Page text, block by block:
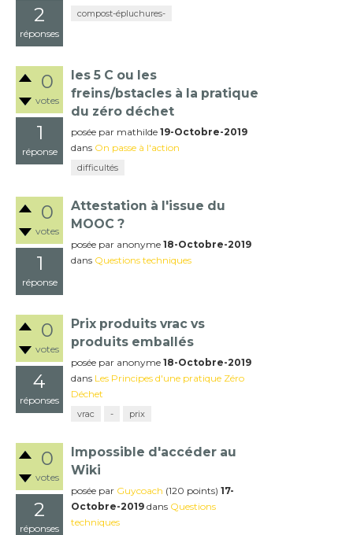
2
réponses
compost-épluchures-
0
votes
1
réponse
les 5 C ou les
freins/bstacles à la pratique
du zéro déchet
posée par mathilde 19-Octobre-2019
dans On passe à l'action
difficultés
0
votes
1
réponse
Attestation à l'issue du
MOOC ?
posée par anonyme 18-Octobre-2019
dans Questions techniques
0
votes
4
réponses
Prix produits vrac vs
produits emballés
posée par anonyme 18-Octobre-2019
dans Les Principes d'une pratique Zéro
Déchet
vrac - prix
0
votes
2
réponses
Impossible d'accéder au
Wiki
posée par Guycoach (120 points) 17-
Octobre-2019 dans Questions
techniques